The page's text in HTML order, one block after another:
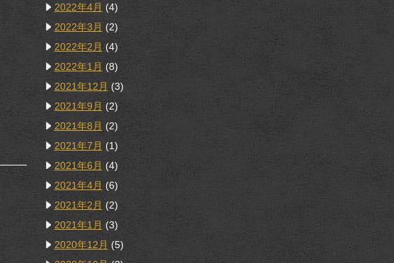
2022年4月 (4)
2022年3月 (2)
2022年2月 (4)
2022年1月 (8)
2021年12月 (3)
2021年9月 (2)
2021年8月 (2)
2021年7月 (1)
2021年6月 (4)
2021年4月 (6)
2021年2月 (2)
2021年1月(3)
2020年12月 (5)